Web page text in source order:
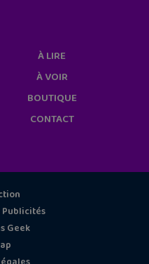
À LIRE
À VOIR
BOUTIQUE
CONTACT
Geek